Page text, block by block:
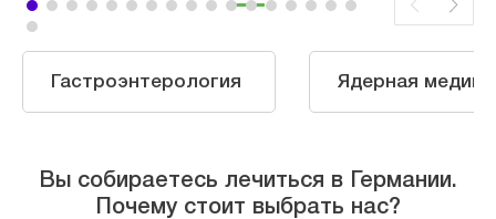
Гастроэнтерология Ядерная
Вы собираетесь лечиться в Германии.
Почему стоит выбрать нас?